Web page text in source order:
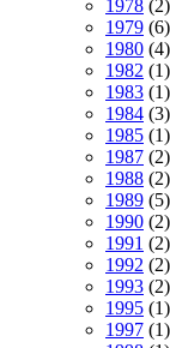
1978 (2)
1979 (6)
1980 (4)
1982 (1)
1983 (1)
1984 (3)
1985 (1)
1987 (2)
1988 (2)
1989 (5)
1990 (2)
1991 (2)
1992 (2)
1993 (2)
1995 (1)
1997 (1)